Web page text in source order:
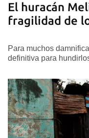
El huracán
fragilidad de
Para muchos
definitiva para